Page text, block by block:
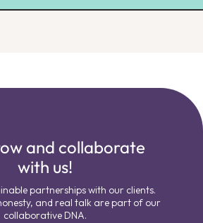
and collaborate
with us!
partnerships with our clients.
and real talk are part of our
collaborative DNA.